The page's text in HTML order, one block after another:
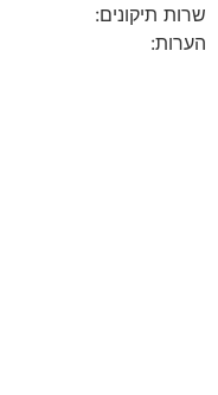
שרות תיקונים:
הערות: